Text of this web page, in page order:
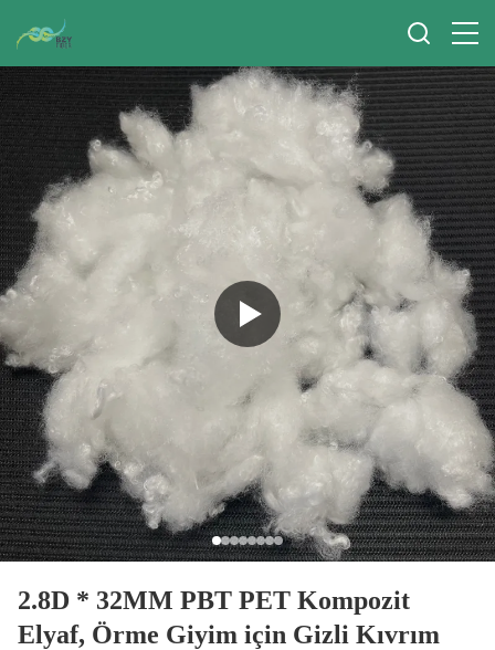
2.8D * 32MM PBT PET Kompozit
Elyaf, Örme Giyim için Gizli Kıvrım